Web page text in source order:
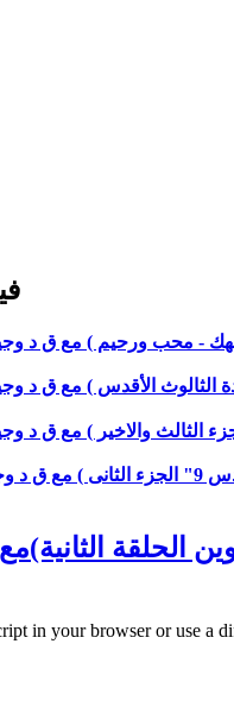
ورحيم ) مع ق د وجيد فهيم
الأقدس ) مع ق د وجيد فهيم
2024
in your browser or use